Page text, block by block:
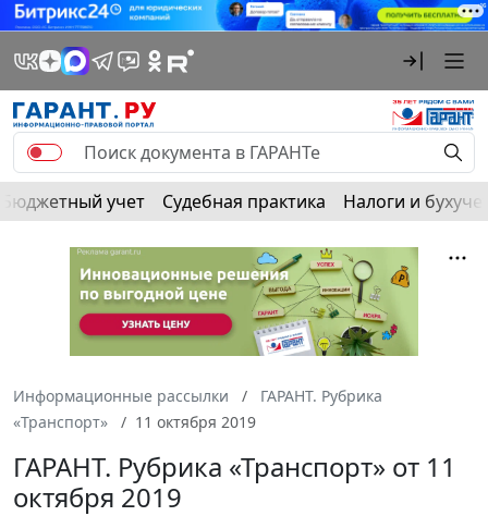
Бюджетный учет Судебная практика Налоги и
Информационные рассылки
ГАРАНТ. Рубрика
«Транспорт»
11 октября 2019
ГАРАНТ. Рубрика «Транспорт» от 11
октября 2019